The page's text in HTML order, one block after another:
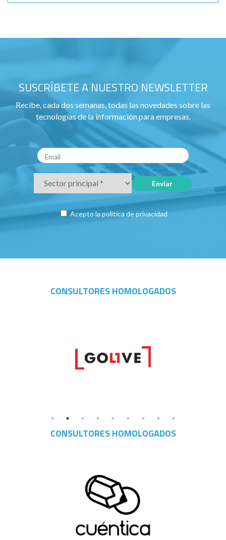
SUSCRÍBETE A NUESTRO NEWSLETTER
Recibe, cada dos semanas, todas las novedades sobre las
tecnologías de la información para empresas.
Acepto la política de privacidad
CONSULTORES HOMOLOGADOS
CONSULTORES HOMOLOGADOS